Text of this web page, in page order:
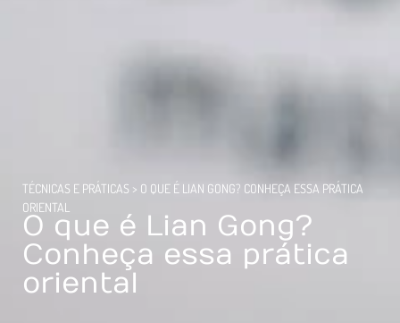
TÉCNICAS E PRÁTICAS > O QUE É LIAN GONG? CONHEÇA ESSA PRÁTICA
ORIENTAL
O que é Lian Gong?
Conheça essa prática
oriental